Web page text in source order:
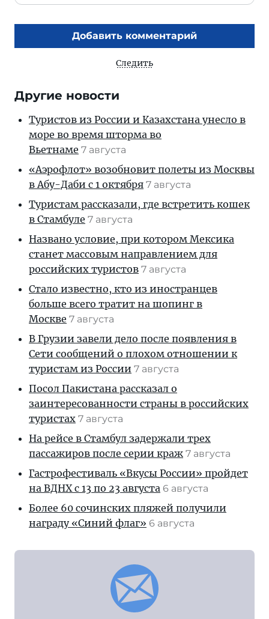
Добавить комментарий
Следить
Другие новости
Туристов из России и Казахстана унесло в
море во время шторма во
Вьетнаме 7 августа
«Аэрофлот» возобновит полеты из Москвы
в Абу-Даби с 1 октября 7 августа
Туристам рассказали, где встретить кошек
в Стамбуле 7 августа
Названо условие, при котором Мексика
станет массовым направлением для
российских туристов 7 августа
Стало известно, кто из иностранцев
больше всего тратит на шопинг в
Москве 7 августа
В Грузии завели дело после появления в
Сети сообщений о плохом отношении к
туристам из России 7 августа
Посол Пакистана рассказал о
заинтересованности страны в российских
туристах 7 августа
На рейсе в Стамбул задержали трех
пассажиров после серии краж 7 августа
Гастрофестиваль «Вкусы России» пройдет
на ВДНХ с 13 по 23 августа 6 августа
Более 60 сочинских пляжей получили
награду «Синий флаг» 6 августа